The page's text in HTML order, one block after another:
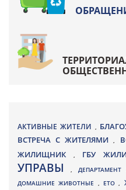
АКТИВНЫЕ ЖИТЕЛИ ,
ВСТРЕЧА С ЖИТЕЛЯМИ,
ЖИЛИЩНИК
, ГБУ
УПРАВЫ,
ДОМАШНИЕ ЖИВОТНЫЕ , ЕТО,